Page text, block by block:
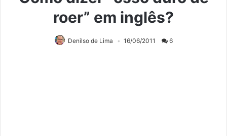
roer” em inglês?
Denilso de Lima 16/06/2011 6